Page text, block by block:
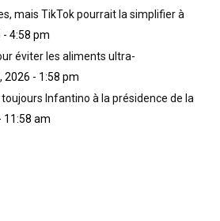
mais TikTok pourrait la simplifier à
4:58 pm
éviter les aliments ultra-
2026 - 1:58 pm
Infantino à la présidence de la
11:58 am